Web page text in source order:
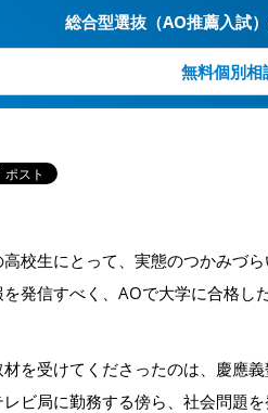
総合型選抜（AO推薦入試
無料個別相
校生にとって、実態のつかみづら
を発信すべく、AOで大学に合格し
を受けてくださったのは、慶應
ビ局に勤務する傍ら、社会問題